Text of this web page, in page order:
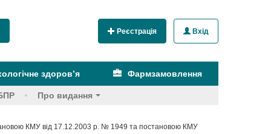
Реєстрація Вхід
здоров’я Фармзамовлення
Про видання
КМУ від 17.12.2003 р. № 1949 та постановою КМУ